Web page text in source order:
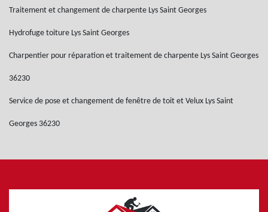
Traitement et changement de charpente Lys Saint Georges
Hydrofuge toiture Lys Saint Georges
Charpentier pour réparation et traitement de charpente Lys Saint Georges
36230
Service de pose et changement de fenêtre de toit et Velux Lys Saint
Georges 36230